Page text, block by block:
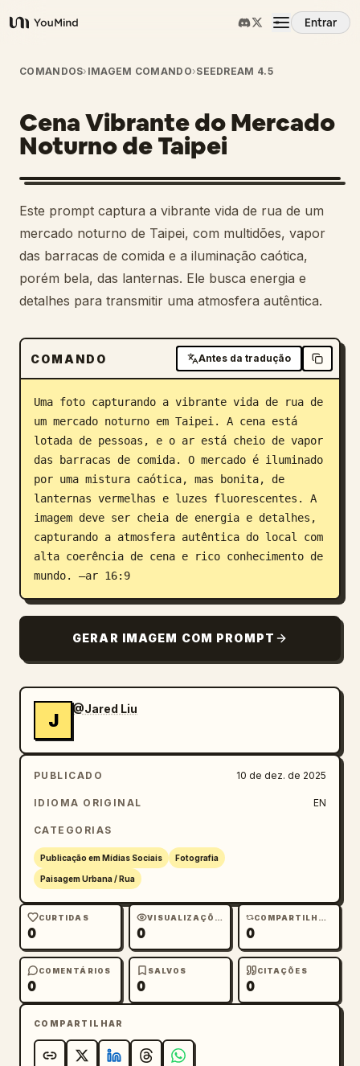
YouMind
Entrar
Visão Geral
Casos de Uso
Habilidades
Prompts
Preços
Blog
Atualizações
COMANDOS› IMAGEM COMANDO›SEEDREAM 4.5
Cena Vibrante do Mercado
Noturno de Taipei
Este prompt captura a vibrante vida de rua de um
mercado noturno de Taipei, com multidões, vapor
das barracas de comida e a iluminação caótica,
porém bela, das lanternas. Ele busca energia e
detalhes para transmitir uma atmosfera autêntica.
COMANDO Antes da tradução
Uma foto capturando a vibrante vida de rua de
um mercado noturno em Taipei. A cena está
lotada de pessoas, e o ar está cheio de vapor
das barracas de comida. O mercado é iluminado
por uma mistura caótica, mas bonita, de
lanternas vermelhas e luzes fluorescentes. A
imagem deve ser cheia de energia e detalhes,
capturando a atmosfera autêntica do local com
alta coerência de cena e rico conhecimento de
mundo. –ar 16:9
GERAR IMAGEM COM PROMPT
J
@Jared Liu
PUBLICADO 10 de dez. de 2025
IDIOMA ORIGINAL EN
CATEGORIAS
Publicação em Mídias Sociais Fotografia
Paisagem Urbana / Rua
CURTIDAS
0
VISUALIZAÇÕES
0
COMPARTILHAMENTOS
0
COMENTÁRIOS
0
SALVOS
0
CITAÇÕES
0
COMPARTILHAR